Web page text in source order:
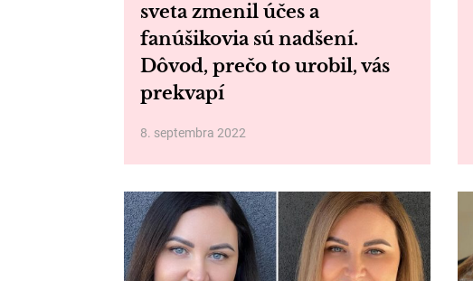
sveta zmenil účes a
fanúšikovia sú nadšení.
Dôvod, prečo to urobil, vás
prekvapí
8. septembra 2022